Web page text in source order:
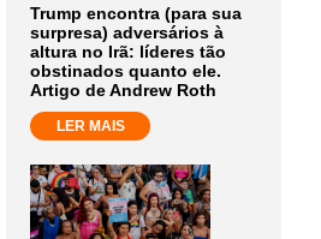
Trump encontra (para sua
surpresa) adversários à
altura no Irã: líderes tão
obstinados quanto ele.
Artigo de Andrew Roth
LER MAIS